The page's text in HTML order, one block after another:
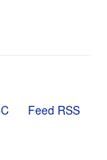
Feed RSS